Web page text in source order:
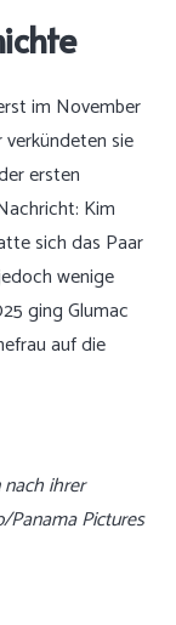
im November
sie
ersten
Kim
sich das Paar
wenige
ging Glumac
auf die
ihrer
Pictures